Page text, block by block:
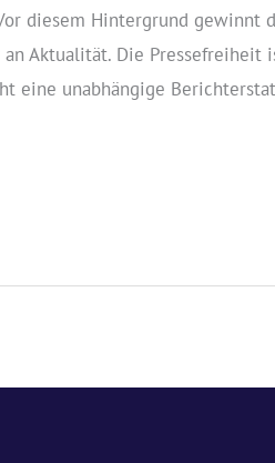
diesem Hintergrund
Aktualität. Die
eine unabhängige